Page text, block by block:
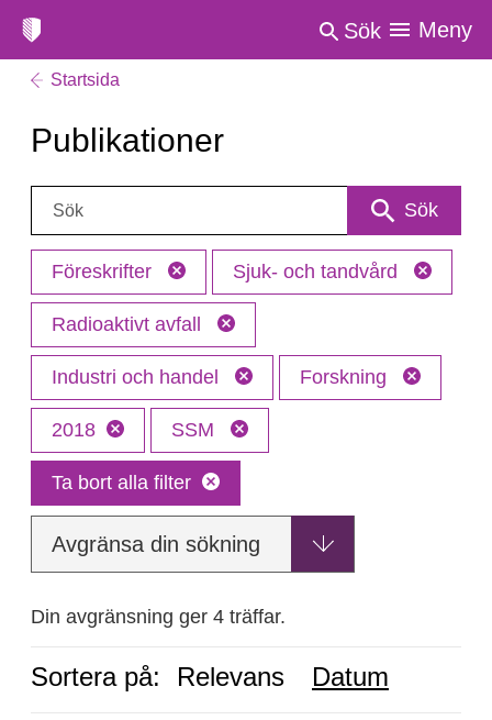
Sök Meny
Startsida
Publikationer
Sök: Sök
Föreskrifter Sjuk- och tandvård
Radioaktivt avfall
Industri och handel Forskning
2018 SSM
Ta bort alla filter
Avgränsa din sökning
Din avgränsning ger 4 träffar.
Sortera på: Relevans Datum